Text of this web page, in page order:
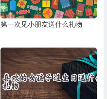
第一次见小朋友送什么礼物